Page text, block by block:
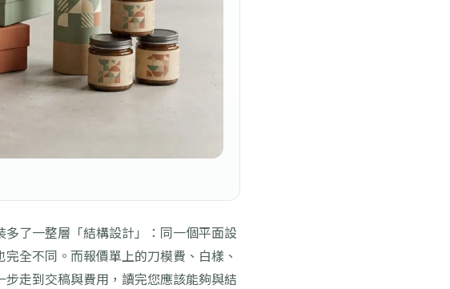
了一整層「結構設計」：同一個平面設
全不同。而報價單上的刀模費、白樣、
走到交稿與費用，讀完您應該能夠與結